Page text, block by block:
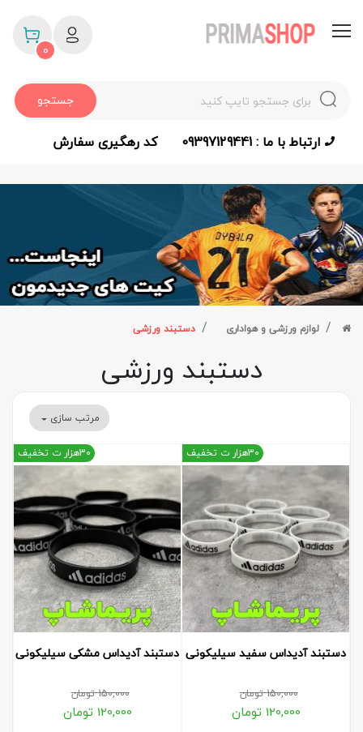
جستجو
0
ارتباط با ما : 09397129441 کد رهگیری سفارش
لوازم ورزشی و هواداری دستبند ورزشی
دستبند ورزشی
مرتب سازی
دستبند آدیداس سفید سیلیکونی
150,000تومان
120,000 تومان
30هزار ت تخفیف
دستبند آدیداس مشکی سیلیکونی
150,000تومان
120,000 تومان
30هزار ت تخفیف